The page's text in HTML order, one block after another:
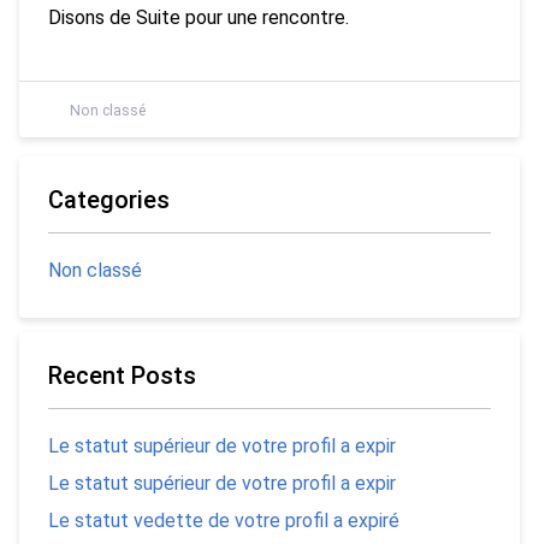
Disons de Suite pour une rencontre.
Non classé
Categories
Non classé
Recent Posts
Le statut supérieur de votre profil a expir
Le statut supérieur de votre profil a expir
Le statut vedette de votre profil a expiré